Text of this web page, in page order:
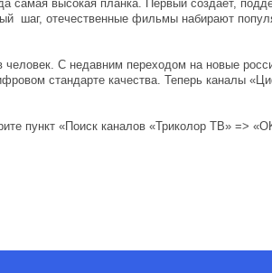
высокая планка. Первый создает,
шаг, отечественные фильмы набирают
С недавним переходом на новые
стандарте качества. Теперь каналы
пункт «Поиск каналов «Триколор ТВ» =>